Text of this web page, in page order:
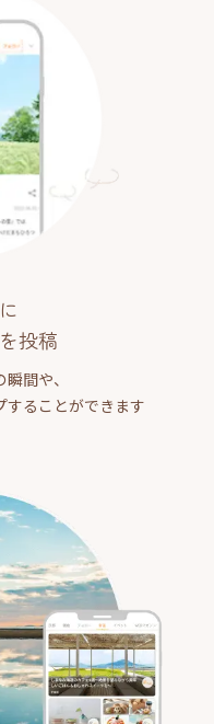
投稿
間や、
することができます